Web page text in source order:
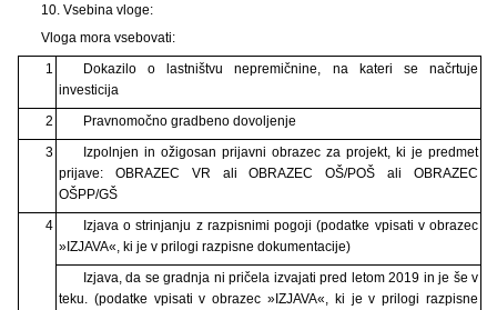
10. Vsebina vloge:
Vloga mora vsebovati:
1
Dokazilo o lastništvu nepremičnine, na kateri se načrtuje
investicija
2
Pravnomočno gradbeno dovoljenje
3
Izpolnjen in ožigosan prijavni obrazec za projekt, ki je predmet
prijave: OBRAZEC VR ali OBRAZEC OŠ/POŠ ali OBRAZEC
OŠPP/GŠ
4
Izjava o strinjanju z razpisnimi pogoji (podatke vpisati v obrazec
»IZJAVA«, ki je v prilogi razpisne dokumentacije)
Izjava, da se gradnja ni pričela izvajati pred letom 2019 in je še v
teku. (podatke vpisati v obrazec »IZJAVA«, ki je v prilogi razpisne